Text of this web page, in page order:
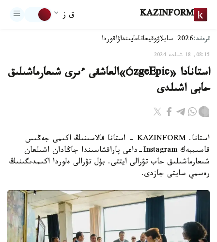
KAZINFORM ق ز
ترەند:2026-سايلاۋ وقيعاتاعايىنداۋاقوردا
08:15, 18 شىلدە 2024
استانادا «ÓzgeEpic»العاشقى ءىرى شىعارماشىلىق
حابى اشىلدى
استانا. KAZINFORM - استانا قالاسىنىڭ اكىمى جەڭىس
قاسىمبەك Instagram-داعى پاراقشاسىندا جاڭادان اشىلعان
شىعارماشىلىق حاب تۋرالى ايتتى. بۇل تۋرالى ەلوردا اكىمدىگىنىڭ
رەسمي سايتى جازدى.